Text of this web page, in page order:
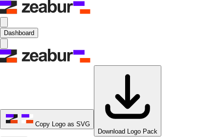
Dashboard
Copy Logo as SVG
Download Logo Pack